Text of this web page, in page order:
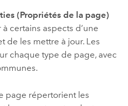
(Propriétés de la page)
certains aspects d’une
de les mettre à jour. Les
chaque type de page, avec
page répertorient les